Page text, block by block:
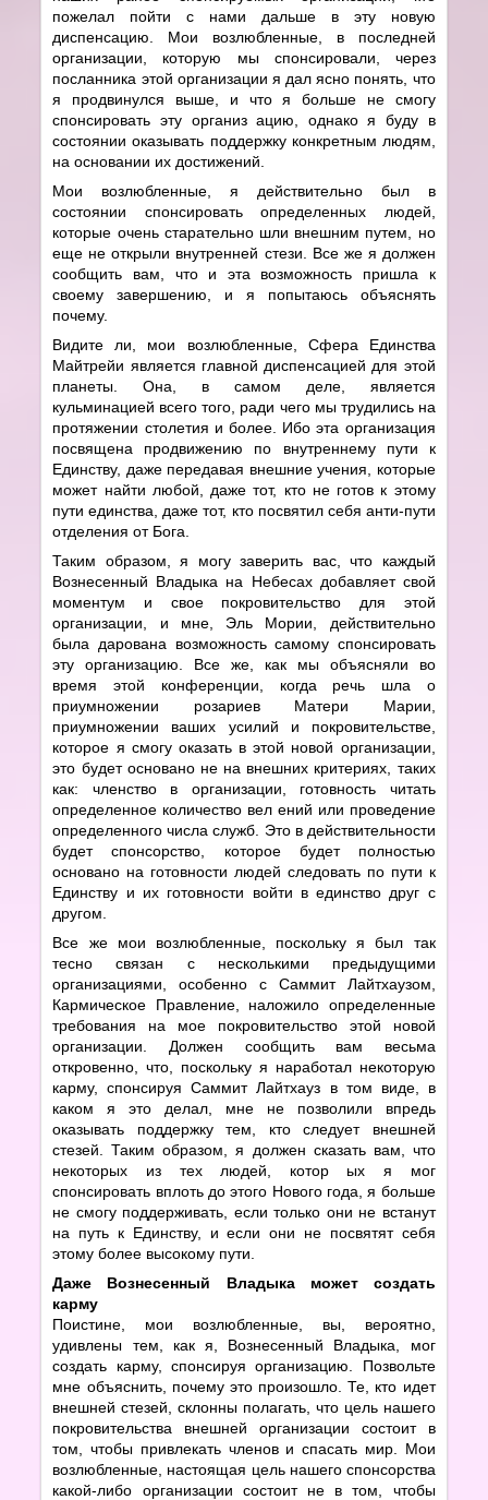
пожелал пойти с нами дальше в эту новую
диспенсацию. Мои возлюбленные, в последней
организации, которую мы спонсировали, через
посланника этой организации я дал ясно понять, что
я продвинулся выше, и что я больше не смогу
спонсировать эту организ ацию, однако я буду в
состоянии оказывать поддержку конкретным людям,
на основании их достижений.
Мои возлюбленные, я действительно был в
состоянии спонсировать определенных людей,
которые очень старательно шли внешним путем, но
еще не открыли внутренней стези. Все же я должен
сообщить вам, что и эта возможность пришла к
своему завершению, и я попытаюсь объяснять
почему.
Видите ли, мои возлюбленные, Сфера Единства
Майтрейи является главной диспенсацией для этой
планеты. Она, в самом деле, является
кульминацией всего того, ради чего мы трудились на
протяжении столетия и более. Ибо эта организация
посвящена продвижению по внутреннему пути к
Единству, даже передавая внешние учения, которые
может найти любой, даже тот, кто не готов к этому
пути единства, даже тот, кто посвятил себя анти-пути
отделения от Бога.
Таким образом, я могу заверить вас, что каждый
Вознесенный Владыка на Небесах добавляет свой
моментум и свое покровительство для этой
организации, и мне, Эль Мории, действительно
была дарована возможность самому спонсировать
эту организацию. Все же, как мы объясняли во
время этой конференции, когда речь шла о
приумножении розариев Матери Марии,
приумножении ваших усилий и покровительстве,
которое я смогу оказать в этой новой организации,
это будет основано не на внешних критериях, таких
как: членство в организации, готовность читать
определенное количество вел ений или проведение
определенного числа служб. Это в действительности
будет спонсорство, которое будет полностью
основано на готовности людей следовать по пути к
Единству и их готовности войти в единство друг с
другом.
Все же мои возлюбленные, поскольку я был так
тесно связан с несколькими предыдущими
организациями, особенно с Саммит Лайтхаузом,
Кармическое Правление, наложило определенные
требования на мое покровительство этой новой
организации. Должен сообщить вам весьма
откровенно, что, поскольку я наработал некоторую
карму, спонсируя Саммит Лайтхауз в том виде, в
каком я это делал, мне не позволили впредь
оказывать поддержку тем, кто следует внешней
стезей. Таким образом, я должен сказать вам, что
некоторых из тех людей, котор ых я мог
спонсировать вплоть до этого Нового года, я больше
не смогу поддерживать, если только они не встанут
на путь к Единству, и если они не посвятят себя
этому более высокому пути.
Даже Вознесенный Владыка может создать
карму
Поистине, мои возлюбленные, вы, вероятно,
удивлены тем, как я, Вознесенный Владыка, мог
создать карму, спонсируя организацию. Позвольте
мне объяснить, почему это произошло. Те, кто идет
внешней стезей, склонны полагать, что цель нашего
покровительства внешней организации состоит в
том, чтобы привлекать членов и спасать мир. Мои
возлюбленные, настоящая цель нашего спонсорства
какой-либо организации состоит не в том, чтобы